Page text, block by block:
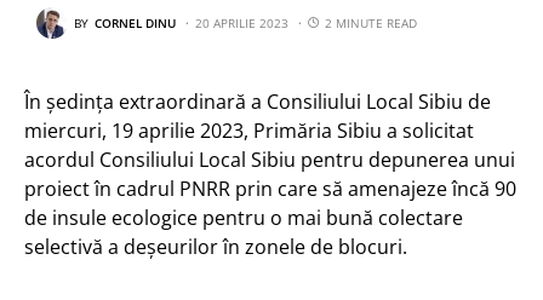
BY CORNEL DINU 20 APRILIE 2023 2 MINUTE READ
În ședința extraordinară a Consiliului Local Sibiu de
miercuri, 19 aprilie 2023, Primăria Sibiu a solicitat
acordul Consiliului Local Sibiu pentru depunerea unui
proiect în cadrul PNRR prin care să amenajeze încă 90
de insule ecologice pentru o mai bună colectare
selectivă a deșeurilor în zonele de blocuri.